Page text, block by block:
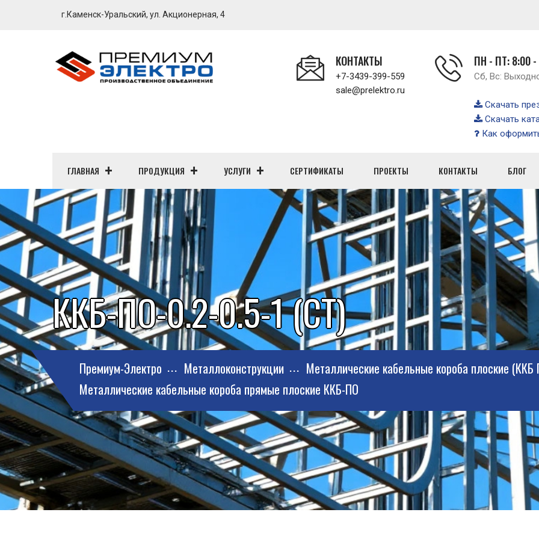
г.Каменск-Уральский, ул. Акционерная, 4
КОНТАКТЫ
+7-3439-399-559
sale@prelektro.ru
ПН - ПТ: 8:00 -
Сб, Вс:
Скачать
Скачать
Как
ГЛАВНАЯ ПРОДУКЦИЯ УСЛУГИ СЕРТИФИКАТЫ ПРОЕКТЫ КОНТАКТЫ БЛОГ
ККБ-ПО-0.2-0.5-1 (СТ)
Премиум-Электро Металлоконструкции
Металлические кабельные короба плоские
Металлические кабельные короба прямые плоские ККБ-ПО